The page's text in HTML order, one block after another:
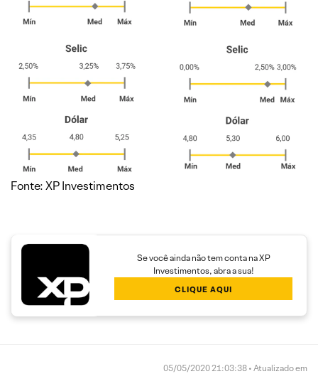
Fonte: XP Investimentos
Se você ainda não tem conta na XP
Investimentos, abra a sua!
CLIQUE AQUI
05/05/2020 21:03:38 • Atualizado em